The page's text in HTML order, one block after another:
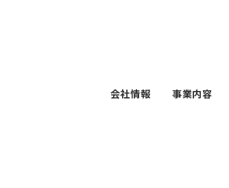
会社情報 事業内容